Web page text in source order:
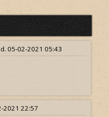
d. 05-02-2021 05:43
2021 22:57